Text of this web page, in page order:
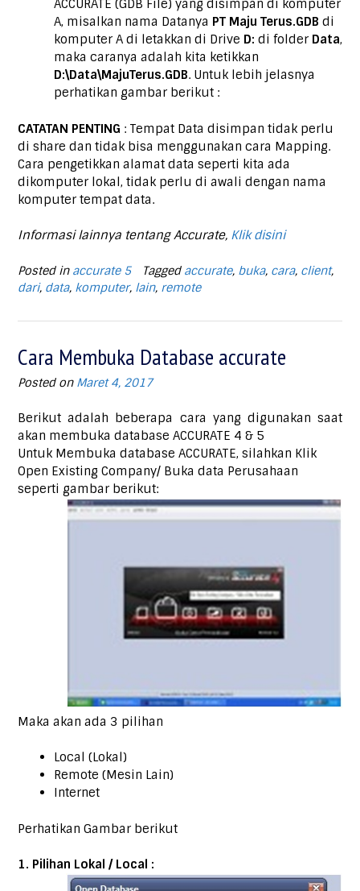
ACCURATE (GDB File) yang disimpan di komputer
A, misalkan nama Datanya PT Maju Terus.GDB di
komputer A di letakkan di Drive D: di folder Data,
maka caranya adalah kita ketikkan
D:\Data\MajuTerus.GDB. Untuk lebih jelasnya
perhatikan gambar berikut :
CATATAN PENTING : Tempat Data disimpan tidak perlu
di share dan tidak bisa menggunakan cara Mapping.
Cara pengetikkan alamat data seperti kita ada
dikomputer lokal, tidak perlu di awali dengan nama
komputer tempat data.
Informasi lainnya tentang Accurate, Klik disini
Posted in accurate 5 Tagged accurate, buka, cara, client,
dari, data, komputer, lain, remote
Cara Membuka Database accurate
Posted on Maret 4, 2017
Berikut adalah beberapa cara yang digunakan saat
akan membuka database ACCURATE 4 & 5
Untuk Membuka database ACCURATE, silahkan Klik
Open Existing Company/ Buka data Perusahaan
seperti gambar berikut:
Maka akan ada 3 pilihan
Local (Lokal)
Remote (Mesin Lain)
Internet
Perhatikan Gambar berikut
1. Pilihan Lokal / Local :